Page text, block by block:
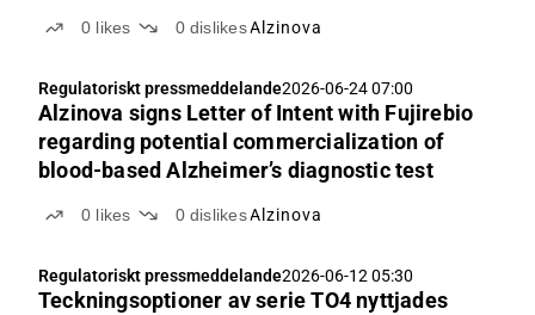
0 likes 0 dislikesAlzinova
Regulatoriskt pressmeddelande2026-06-24 07:00
Alzinova signs Letter of Intent with Fujirebio
regarding potential commercialization of
blood-based Alzheimer’s diagnostic test
0 likes 0 dislikesAlzinova
Regulatoriskt pressmeddelande2026-06-12 05:30
Teckningsoptioner av serie TO4 nyttjades